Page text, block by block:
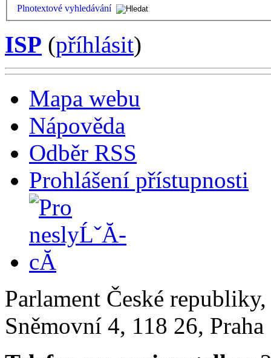
Plnotextové vyhledávání
ISP (příhlásit)
Mapa webu
Nápověda
Odběr RSS
Prohlášení přístupnosti
Parlament České
Sněmovní 4, 118 26,